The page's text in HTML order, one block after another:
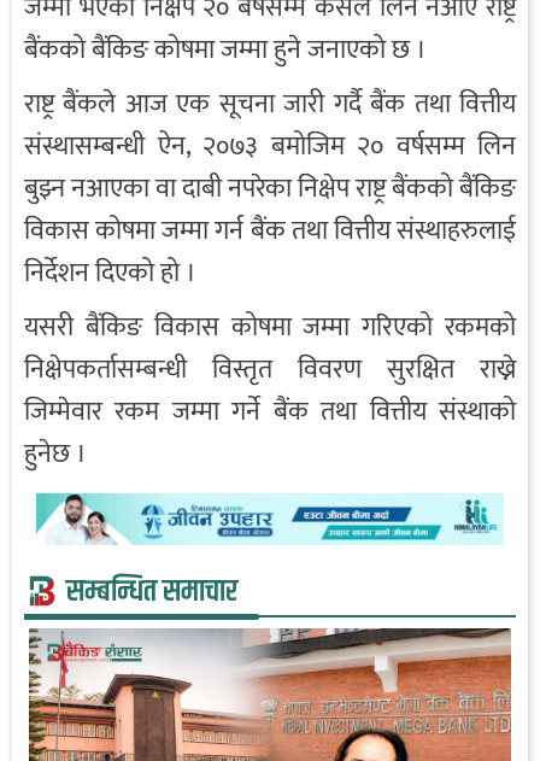
बैंकको बैंकिङ कोषमा जम्मा हुने जनाएको छ ।
राष्ट्र बैंकले आज एक सूचना जारी गर्दै बैंक तथा वित्तीय
संस्थासम्बन्धी ऐन, २०७३ बमोजिम २० वर्षसम्म लिन
बुझ्न नआएका वा दाबी नपरेका निक्षेप राष्ट्र बैंकको बैंकिङ
विकास कोषमा जम्मा गर्न बैंक तथा वित्तीय संस्थाहरुलाई
निर्देशन दिएको हो ।
यसरी बैंकिङ विकास कोषमा जम्मा गरिएको रकमको
निक्षेपकर्तासम्बन्धी विस्तृत विवरण सुरक्षित राख्ने
जिम्मेवार रकम जम्मा गर्ने बैंक तथा वित्तीय संस्थाको
हुनेछ ।
सम्बन्धित समाचार